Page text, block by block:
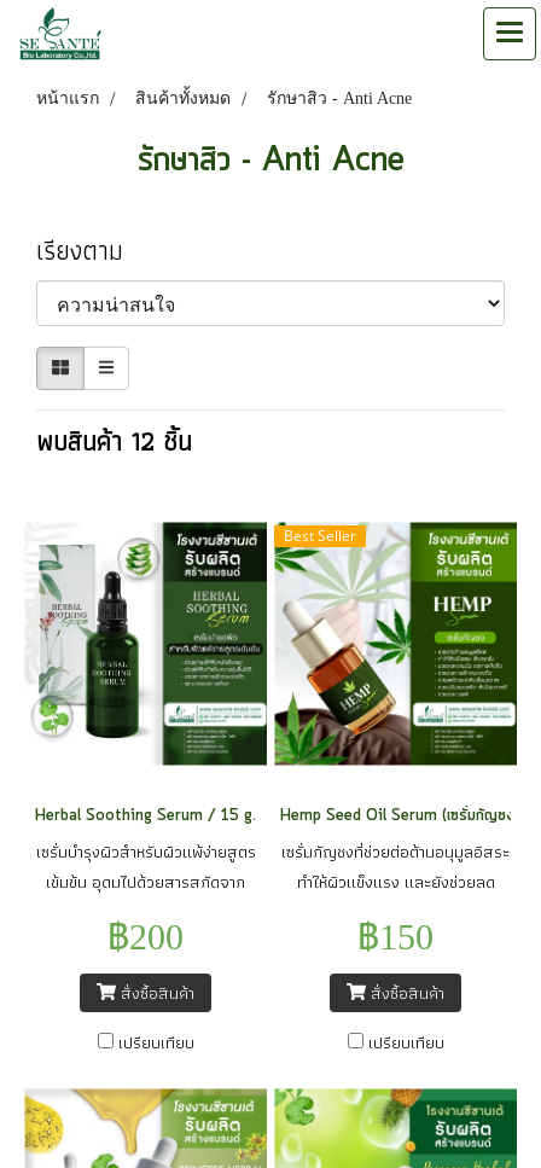
หน้าแรก สินค้าทั้งหมด รักษาสิว - Anti Acne
รักษาสิว - Anti Acne
เรียงตาม
พบสินค้า 12 ชิ้น
Herbal Soothing Serum / 15 g.
เซรั่มบำรุงผิวสำหรับผิวแพ้ง่ายสูตร
เข้มข้น อุดมไปด้วยสารสกัดจาก
หน้าแข็งแรง ช่วยให้ผิวกักเก็บความ
ชุ่มชื้นได้ดี บรรเทาอาการอักเสบ สิว
อักเสบ และอาการระคายเคืองต่าง ๆ
พร้อมกระตุ้นการสร้างคอลลาเจน
แข็งแรง ไม่แพ้ง่าย เนียนนุ่ม ชุ่มชื้น
มีชีวิตชีวากว่าที่เคย
฿200
สั่งซื้อสินค้า
เปรียบเทียบ
Best Seller
Hemp Seed Oil Serum (เซรั่มกัญชง) /
เซรั่มกัญชงที่ช่วยต่อต้านอนุมูลอิสระ
ทำให้ผิวแข็งแรง และยังช่วยลด
นวัตกรรม SES ที่ช่วยลดการอักเสบ
ของสิวและผลัดเซลล์ผิวเสื่อมสภาพ
หรือรอยดำจากสิวอย่างอ่อนโยน มา
พร้อมกับสารสกัด และแอคทีฟสิว
สมดุลผิว โดยแบคทีเรียดีจากข้าว
โอ๊ตที่นอกจากช่วยลดการแพ้ ยังให้
ผิวกับมาแข็งแรง ผิวกระชับ ผิวมี
฿150
สั่งซื้อสินค้า
เปรียบเทียบ